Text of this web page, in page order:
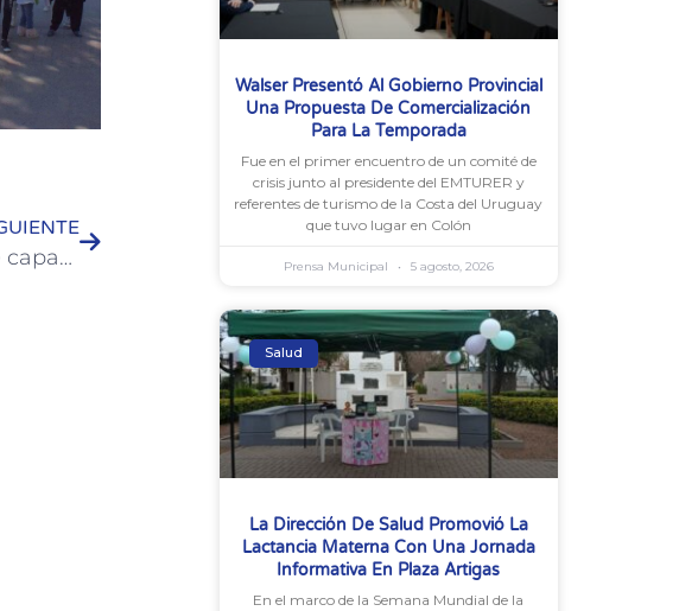
Se realizó la segunda jornada de capacitación de Turismo Inclusivo a prestadores de servicios
Walser Presentó Al Gobierno Provincial
Una Propuesta De Comercialización
Para La Temporada
Fue en el primer encuentro de un comité de
crisis junto al presidente del EMTURER y
referentes de turismo de la Costa del Uruguay
que tuvo lugar en Colón
Prensa Municipal 5 agosto, 2026
Salud
La Dirección De Salud Promovió La
Lactancia Materna Con Una Jornada
Informativa En Plaza Artigas
En el marco de la Semana Mundial de la